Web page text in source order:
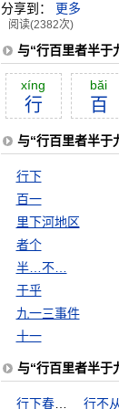
分享到： 更多
阅读(2382次)
与“行百里者半于
xíng
行
băi
百
与“行百里者半于
行下
百一
里下河地区
者个
半…不…
于乎
九一三事件
十一
与“行百里者半于
行下春风望夏雨 行不